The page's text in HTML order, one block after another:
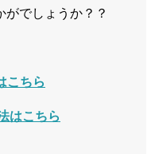
でしょうか？？
こちら
はこちら